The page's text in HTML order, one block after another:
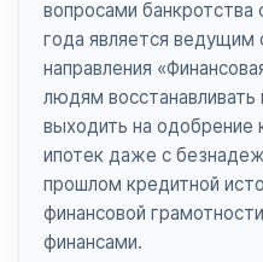
вопросами банкротства
года является ведущим
направления
людям восстанавливать
выходить на одобрение
ипотек даже с
прошлом кредитной
финансовой
финансами.